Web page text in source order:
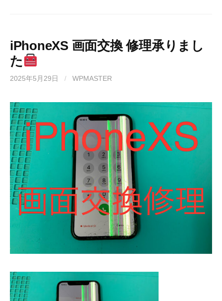
iPhoneXS 画面交換 修理承りまし
た
2025年5月29日 / WPMASTER